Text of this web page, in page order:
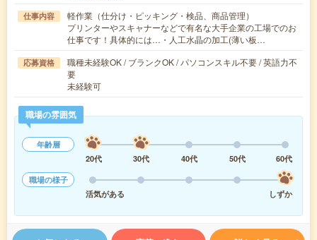
仕事内容
軽作業（仕分け・ピッキング・検品、商品管理）
プリンターやスキャナーなどで有名な大手企業の工場でのお
仕事です！具体的には…・人工水晶の加工(薄い板…
応募資格
職種未経験OK / ブランクOK / パソコンスキル不要 / 英語力不
要
未経験可
職場の雰囲気
年齢層
20代
30代 40代 50代
60代
職場の様子
活気がある
しずか